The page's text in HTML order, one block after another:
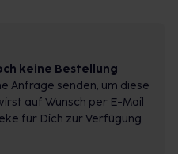
keine Bestellung
Anfrage senden, um diese
auf Wunsch per E-Mail
für Dich zur Verfügung